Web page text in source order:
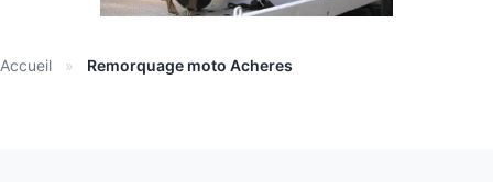
Accueil » Remorquage moto Acheres